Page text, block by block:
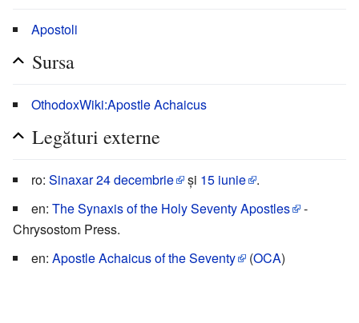
Apostoli
Sursa
OthodoxWiki:Apostle Achaicus
Legături externe
ro: Sinaxar 24 decembrie și 15 iunie
.
en: The Synaxis of the Holy Seventy Apostles
-
Chrysostom Press.
en: Apostle Achaicus of the Seventy (OCA)